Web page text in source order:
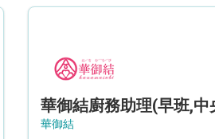
華御結